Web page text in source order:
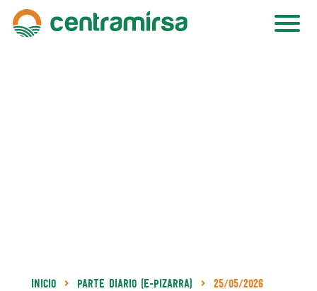
Inicio Parte Diario (e-Pizarra) 25/05/2026